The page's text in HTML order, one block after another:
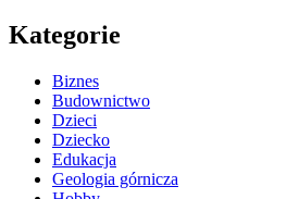
Kategorie
Biznes
Budownictwo
Dzieci
Dziecko
Edukacja
Geologia górnicza